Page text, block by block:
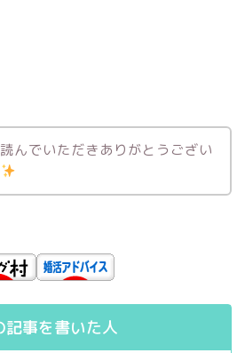
んでいただきありがとうござい
記事を書いた人